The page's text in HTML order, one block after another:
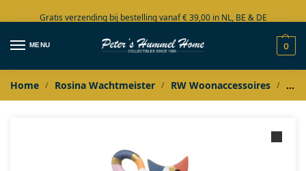
Gratis verzending bij bestelling vanaf € 39,00 in NL, BE & DE
Grote collectie in voorraad
MENU 0
Home / Rosina Wachtmeister / RW Woonaccessoires /